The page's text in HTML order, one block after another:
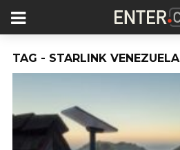
TAG - STARLINK VENEZUELA